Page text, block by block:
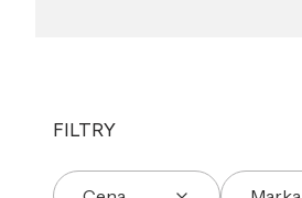
FILTRY